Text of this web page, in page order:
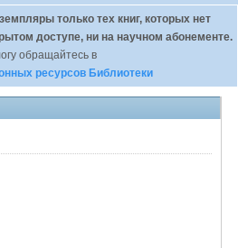
только тех книг, которых нет
доступе, ни на научном абонементе.
обращайтесь в
ресурсов Библиотеки